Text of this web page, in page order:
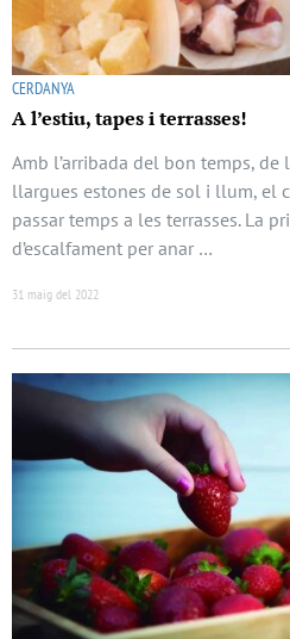
CERDANYA
A l’estiu, tapes i terrasses!
Amb l’arribada del bon temps,
llargues estones de sol i llum, el
passar temps a les terrasses. La
d’escalfament per anar …
31 maig del 2022